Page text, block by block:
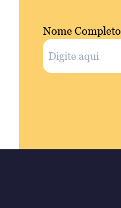
Nome Completo